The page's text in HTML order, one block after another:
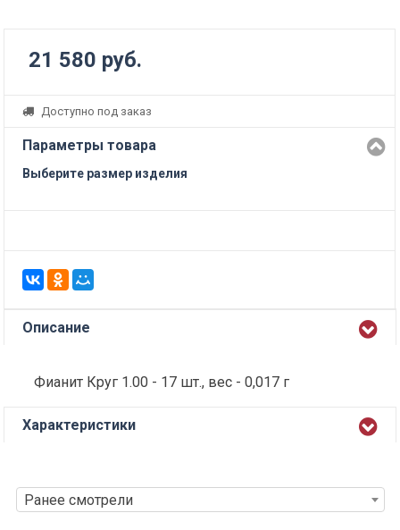
21 580 руб.
Доступно под заказ
Параметры товара
Выберите размер изделия
Описание
Фианит Круг 1.00 - 17 шт., вес - 0,017 г
Характеристики
Ранее смотрели